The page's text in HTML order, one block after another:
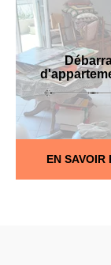
EN SAVOIR